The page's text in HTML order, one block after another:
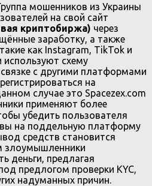
мошенников из Украины
на свой сайт
криптобиржа) через
заработку, а также
как Instagram, TikTok и
используют схему
с другими платформами
на
случае это Spacezex.com
применяют более
убедить пользователя
на поддельную платформу
средств становится
злоумышленники
деньги, предлагая
предлогом проверки KYC,
надуманных причин.